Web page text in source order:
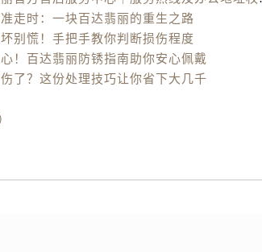
走时：一块百达翡丽的重生之路
别慌！手把手教你判断损伤程度
！百达翡丽防锈指南助你安心佩戴
了？这份处理技巧让你省下大几千